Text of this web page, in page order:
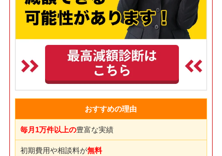
おすすめの理由
毎月1万件以上の豊富な実績
初期費用や相談料が無料